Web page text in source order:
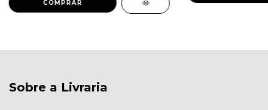
Sobre a Livraria